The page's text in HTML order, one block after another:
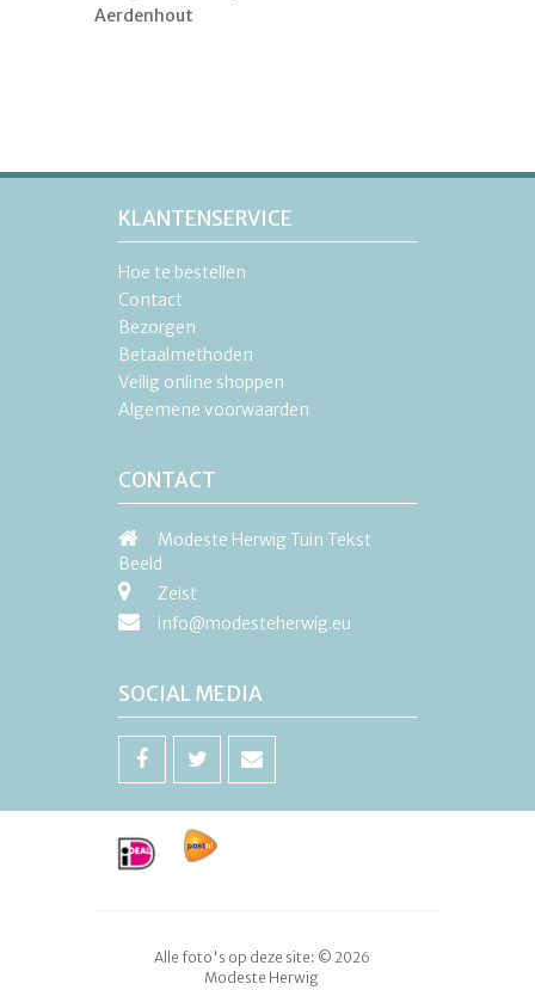
Aerdenhout
KLANTENSERVICE
Hoe te bestellen
Contact
Bezorgen
Betaalmethoden
Veilig online shoppen
Algemene voorwaarden
CONTACT
Modeste Herwig Tuin Tekst
Beeld
Zeist
info@modesteherwig.eu
SOCIAL MEDIA
Alle foto's op deze site: © 2026
Modeste Herwig